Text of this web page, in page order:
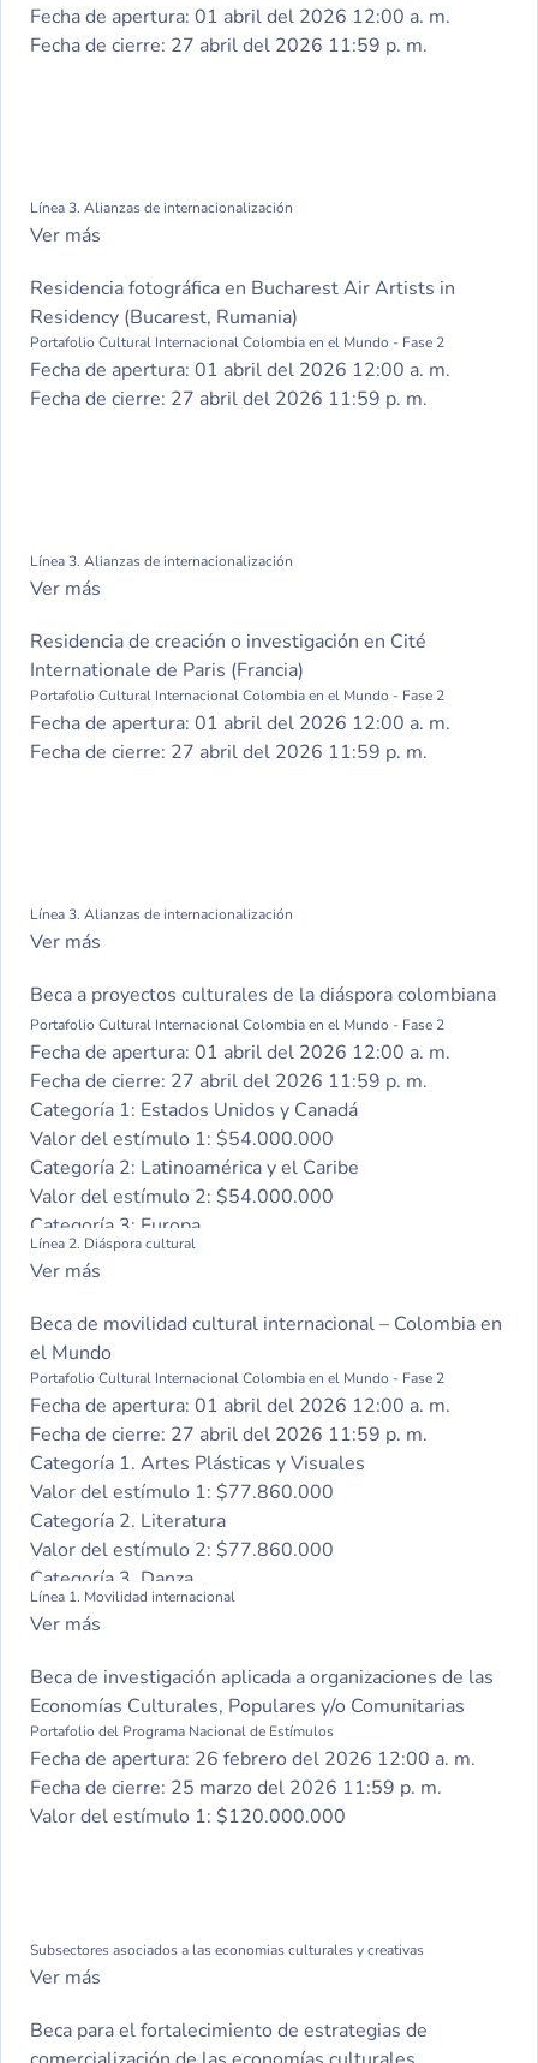
Fecha de apertura: 01 abril del 2026 12:00 a. m.
Fecha de cierre: 27 abril del 2026 11:59 p. m.
Línea 3. Alianzas de internacionalización
Ver más
Residencia fotográfica en Bucharest Air Artists in
Residency (Bucarest, Rumania)
Portafolio Cultural Internacional Colombia en el Mundo - Fase 2
Fecha de apertura: 01 abril del 2026 12:00 a. m.
Fecha de cierre: 27 abril del 2026 11:59 p. m.
Línea 3. Alianzas de internacionalización
Ver más
Residencia de creación o investigación en Cité
Internationale de Paris (Francia)
Portafolio Cultural Internacional Colombia en el Mundo - Fase 2
Fecha de apertura: 01 abril del 2026 12:00 a. m.
Fecha de cierre: 27 abril del 2026 11:59 p. m.
Línea 3. Alianzas de internacionalización
Ver más
Beca a proyectos culturales de la diáspora colombiana
Portafolio Cultural Internacional Colombia en el Mundo - Fase 2
Fecha de apertura: 01 abril del 2026 12:00 a. m.
Fecha de cierre: 27 abril del 2026 11:59 p. m.
Categoría 1: Estados Unidos y Canadá
Valor del estímulo 1: $54.000.000
Categoría 2: Latinoamérica y el Caribe
Valor del estímulo 2: $54.000.000
Categoría 3: Europa
Valor del estímulo 3:
Categoría 4: Asia
Valor del estímulo 4:$54.000.000
Categoría 5: África y Oceanía
Valor del estímulo 5:$54.000.000
Línea 2. Diáspora cultural
Ver más
Beca de movilidad cultural internacional – Colombia en
el Mundo
Portafolio Cultural Internacional Colombia en el Mundo - Fase 2
Fecha de apertura: 01 abril del 2026 12:00 a. m.
Fecha de cierre: 27 abril del 2026 11:59 p. m.
Categoría 1. Artes Plásticas y Visuales
Valor del estímulo 1: $77.860.000
Categoría 2. Literatura
Valor del estímulo 2: $77.860.000
Categoría 3. Danza
Valor del estímulo 3:$77.860.000
Categoría 4. Música
Valor del estímulo 4:
$77.860.000
Categoría 5. Teatro
Valor del estímulo 5:$77.860.000
Categoría 6. Circo
Valor del estímulo 6:$77.860.000
Categoría 7. Audiovisuales, cine y medios interactivos
Línea 1. Movilidad internacional
Ver más
Beca de investigación aplicada a organizaciones de las
Economías Culturales, Populares y/o Comunitarias
Portafolio del Programa Nacional de Estímulos
Fecha de apertura: 26 febrero del 2026 12:00 a. m.
Fecha de cierre: 25 marzo del 2026 11:59 p. m.
Valor del estímulo 1: $120.000.000
Subsectores asociados a las economias culturales y creativas
Ver más
Beca para el fortalecimiento de estrategias de